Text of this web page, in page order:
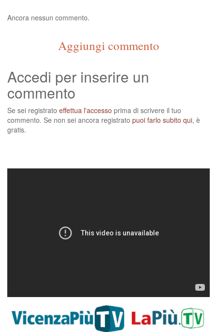
Ancora nessun commento.
Aggiungi commento
Accedi per inserire un
commento
Se sei registrato effettua l'accesso prima di scrivere il tuo
commento. Se non sei ancora registrato puoi farlo subito qui, è
gratis.